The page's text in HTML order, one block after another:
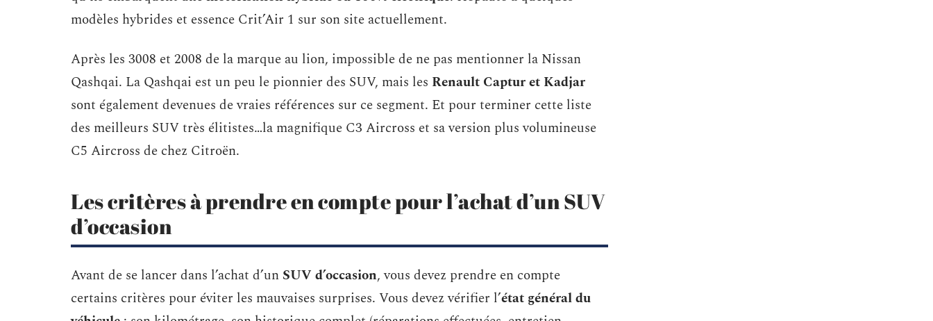
modèles hybrides et essence Crit’Air 1 sur son site actuellement.
Après les 3008 et 2008 de la marque au lion, impossible de ne pas mentionner la Nissan
Qashqai. La Qashqai est un peu le pionnier des SUV, mais les Renault Captur et Kadjar
sont également devenues de vraies références sur ce segment. Et pour terminer cette liste
des meilleurs SUV très élitistes…la magnifique C3 Aircross et sa version plus volumineuse
C5 Aircross de chez Citroën.
Les critères à prendre en compte pour l’achat d’un SUV
d’occasion
Avant de se lancer dans l’achat d’un SUV d’occasion, vous devez prendre en compte
certains critères pour éviter les mauvaises surprises. Vous devez vérifier l’état général du